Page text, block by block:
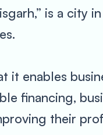
is a city
it enables
financing,
their